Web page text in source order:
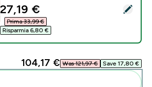
prodotto - Crop top a maniche
price
27,19 €‎
Prima 33,99 €‎
Risparmia 6,80 €‎
104,17 €‎ Was 121,97 €‎ Save 17,80 €‎